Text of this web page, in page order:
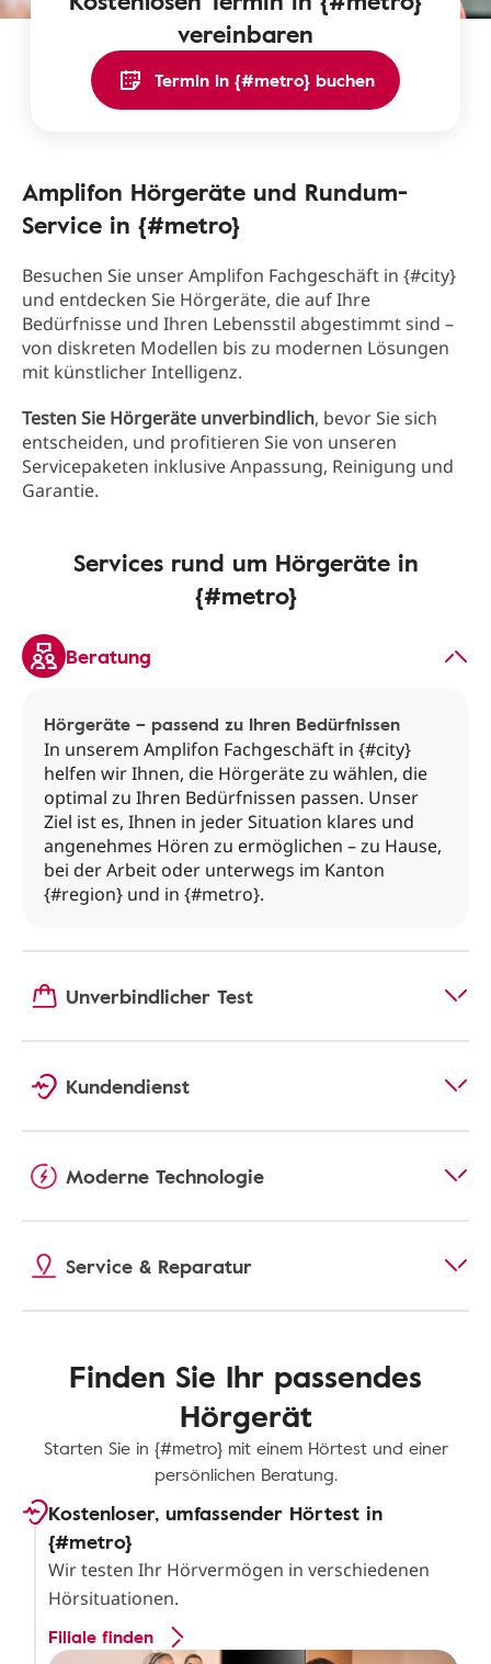
vereinbaren
Termin in {#metro} buchen
Amplifon Hörgeräte und Rundum-
Service in {#metro}
Besuchen Sie unser Amplifon Fachgeschäft in {#city}
und entdecken Sie Hörgeräte, die auf Ihre
Bedürfnisse und Ihren Lebensstil abgestimmt sind –
von diskreten Modellen bis zu modernen Lösungen
mit künstlicher Intelligenz.
Testen Sie Hörgeräte unverbindlich, bevor Sie sich
entscheiden, und profitieren Sie von unseren
Servicepaketen inklusive Anpassung, Reinigung und
Garantie.
Services rund um Hörgeräte in
{#metro}
Beratung
Hörgeräte – passend zu Ihren Bedürfnissen
In unserem Amplifon Fachgeschäft in {#city}
helfen wir Ihnen, die Hörgeräte zu wählen, die
optimal zu Ihren Bedürfnissen passen. Unser
Ziel ist es, Ihnen in jeder Situation klares und
angenehmes Hören zu ermöglichen – zu Hause,
bei der Arbeit oder unterwegs im Kanton
{#region} und in {#metro}.
Unverbindlicher Test
Kundendienst
Moderne Technologie
Service & Reparatur
Finden Sie Ihr passendes
Hörgerät
Starten Sie in {#metro} mit einem Hörtest und einer
persönlichen Beratung.
Kostenloser, umfassender Hörtest in
{#metro}
Wir testen Ihr Hörvermögen in verschiedenen
Hörsituationen.
Filiale finden